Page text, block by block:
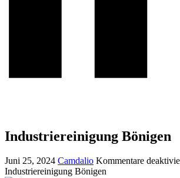
Industriereinigung Bönigen
Juni 25, 2024 Camdalio Kommentare
Industriereinigung Bönigen